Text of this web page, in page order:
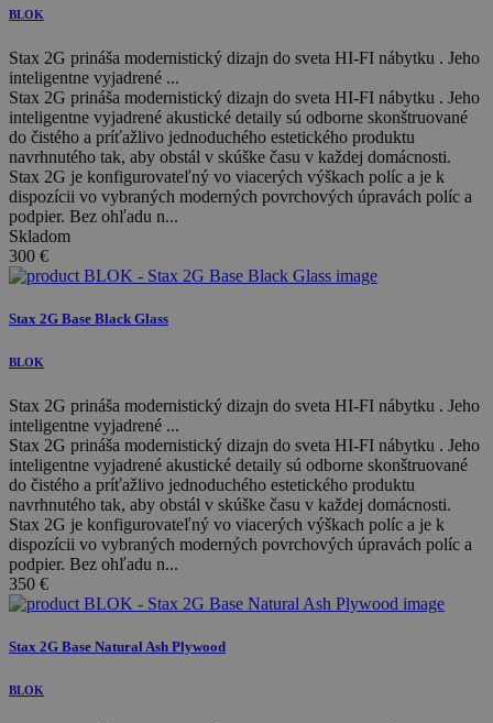
BLOK
Stax 2G prináša modernistický dizajn do sveta HI-FI nábytku . Jeho
inteligentne vyjadrené ...
Stax 2G prináša modernistický dizajn do sveta HI-FI nábytku . Jeho
inteligentne vyjadrené akustické detaily sú odborne skonštruované
do čistého a príťažlivo jednoduchého estetického produktu
navrhnutého tak, aby obstál v skúške času v každej domácnosti.
Stax 2G je konfigurovateľný vo viacerých výškach políc a je k
dispozícii vo vybraných moderných povrchových úpravách políc a
podpier. Bez ohľadu n...
Skladom
300 €
Stax 2G Base Black Glass
BLOK
Stax 2G prináša modernistický dizajn do sveta HI-FI nábytku . Jeho
inteligentne vyjadrené ...
Stax 2G prináša modernistický dizajn do sveta HI-FI nábytku . Jeho
inteligentne vyjadrené akustické detaily sú odborne skonštruované
do čistého a príťažlivo jednoduchého estetického produktu
navrhnutého tak, aby obstál v skúške času v každej domácnosti.
Stax 2G je konfigurovateľný vo viacerých výškach políc a je k
dispozícii vo vybraných moderných povrchových úpravách políc a
podpier. Bez ohľadu n...
350 €
Stax 2G Base Natural Ash Plywood
BLOK